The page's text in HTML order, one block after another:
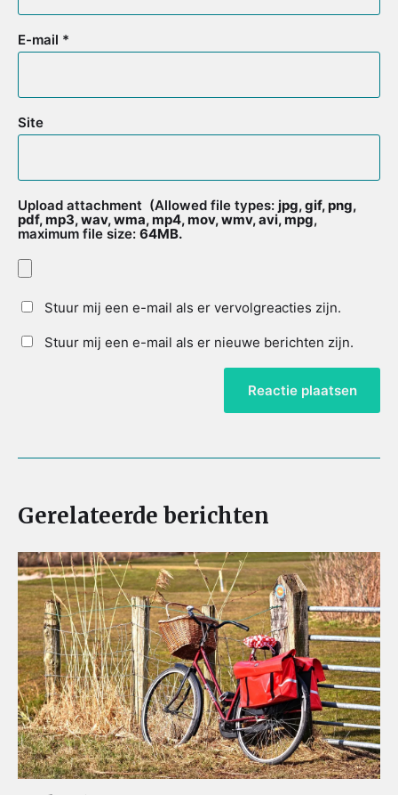
E-mail *
Site
Upload attachment (Allowed file types: jpg, gif, png,
pdf, mp3, wav, wma, mp4, mov, wmv, avi, mpg,
maximum file size: 64MB.
Stuur mij een e-mail als er vervolgreacties zijn.
Stuur mij een e-mail als er nieuwe berichten zijn.
Gerelateerde berichten